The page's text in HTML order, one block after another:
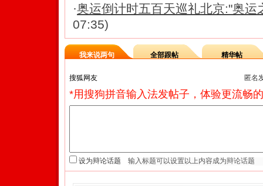
·奥运倒计时五百天巡礼北京:"奥运
07:35)
我来说两句 全部跟帖 精华帖
匿名
*用搜狗拼音输入法发帖子，体验更流畅
设为辩论话题